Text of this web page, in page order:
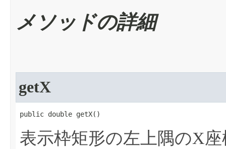
メソッドの詳細
getX
public double getX​()
表示枠矩形の左上隅のX